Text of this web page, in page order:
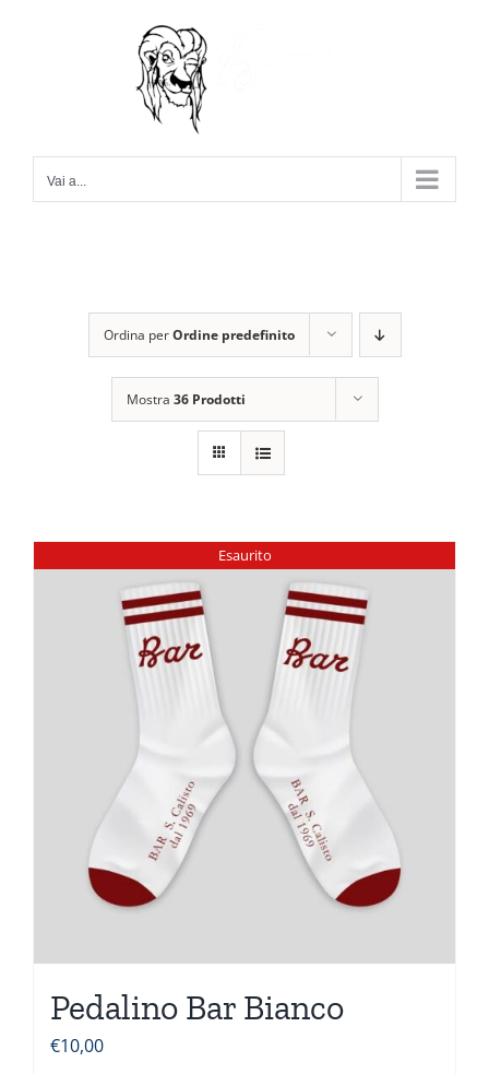
Vai a...
Ordina perOrdine predefinito
Mostra 36 Prodotti
Esaurito
Pedalino Bar Bianco
€10,00